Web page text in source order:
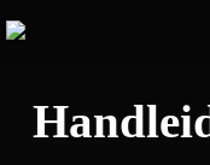
Skip
content